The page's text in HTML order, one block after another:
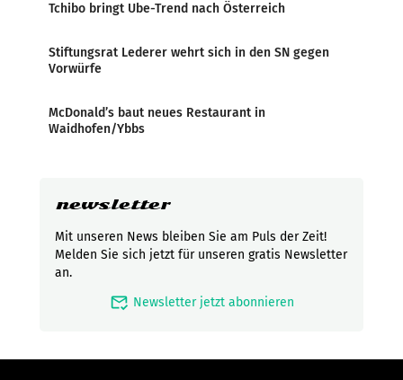
Tchibo bringt Ube-Trend nach Österreich
Stiftungsrat Lederer wehrt sich in den SN gegen
Vorwürfe
McDonald’s baut neues Restaurant in
Waidhofen/Ybbs
newsletter
Mit unseren News bleiben Sie am Puls der Zeit!
Melden Sie sich jetzt für unseren gratis Newsletter
an.
mark_email_read Newsletter jetzt abonnieren